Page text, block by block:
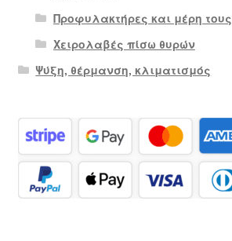
Προφυλακτήρες και μέρη τους
Χειρολαβές πίσω θυρών
Ψύξη, θέρμανση, κλιματισμός